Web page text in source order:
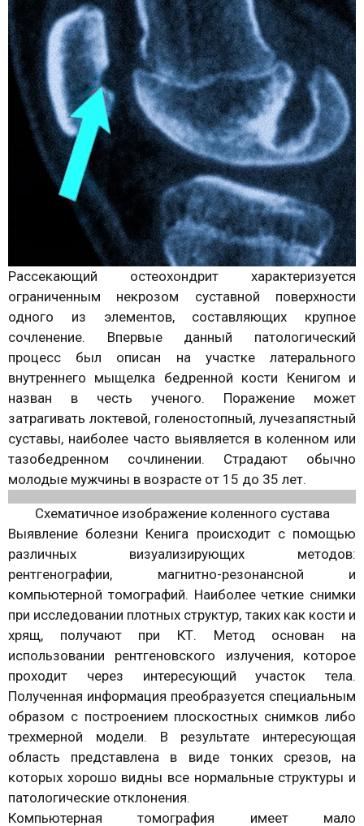
Рассекающий остеохондрит характеризуется
ограниченным некрозом суставной поверхности
одного из элементов, составляющих крупное
сочленение. Впервые данный патологический
процесс был описан на участке латерального
внутреннего мыщелка бедренной кости Кенигом и
назван в честь ученого. Поражение может
затрагивать локтевой, голеностопный, лучезапястный
суставы, наиболее часто выявляется в коленном или
тазобедренном сочлинении. Страдают обычно
молодые мужчины в возрасте от 15 до 35 лет.
Схематичное изображение коленного сустава
Выявление болезни Кенига происходит с помощью
различных визуализирующих методов:
рентгенографии, магнитно-резонансной и
компьютерной томографий. Наиболее четкие снимки
при исследовании плотных структур, таких как кости и
хрящ, получают при КТ. Метод основан на
использовании рентгеновского излучения, которое
проходит через интересующий участок тела.
Полученная информация преобразуется специальным
образом с построением плоскостных снимков либо
трехмерной модели. В результате интересующая
область представлена в виде тонких срезов, на
которых хорошо видны все нормальные структуры и
патологические отклонения.
Компьютерная томография имеет мало